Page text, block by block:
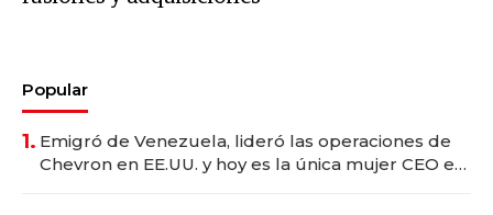
Popular
1. Emigró de Venezuela, lideró las operaciones de
Chevron en EE.UU. y hoy es la única mujer CEO en